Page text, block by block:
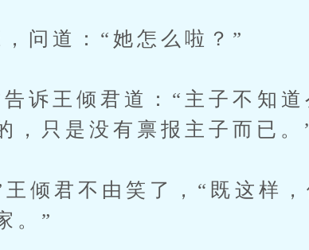
问道：“她怎么啦？”
诉王倾君道：“主子不知道
，只是没有禀报主子而已。
倾君不由笑了，“既这样，
。”